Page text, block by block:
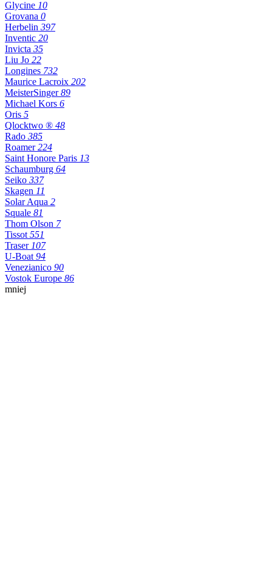
Glycine 10
Grovana 0
Herbelin 397
Inventic 20
Invicta 35
Liu Jo 22
Longines 732
Maurice Lacroix 202
MeisterSinger89
Michael Kors 6
Oris 5
Qlocktwo ® 48
Rado 385
Roamer224
Saint Honore Paris 13
Schaumburg 64
Seiko 337
Skagen 11
Solar Aqua 2
Squale 81
Thom Olson 7
Tissot 551
Traser 107
U-Boat 94
Venezianico 90
Vostok Europe 86
mniej